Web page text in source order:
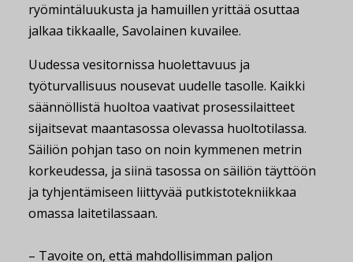
ryömintäluukusta ja hamuillen yrittää osuttaa
jalkaa tikkaalle, Savolainen kuvailee.
Uudessa vesitornissa huolettavuus ja
työturvallisuus nousevat uudelle tasolle. Kaikki
säännöllistä huoltoa vaativat prosessilaitteet
sijaitsevat maantasossa olevassa huoltotilassa.
Säiliön pohjan taso on noin kymmenen metrin
korkeudessa, ja siinä tasossa on säiliön täyttöön
ja tyhjentämiseen liittyvää putkistotekniikkaa
omassa laitetilassaan.
– Tavoite on, että mahdollisimman paljon